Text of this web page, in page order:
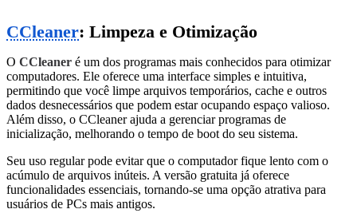
CCleaner: Limpeza e Otimização
O CCleaner é um dos programas mais conhecidos para otimizar
computadores. Ele oferece uma interface simples e intuitiva,
permitindo que você limpe arquivos temporários, cache e outros
dados desnecessários que podem estar ocupando espaço valioso.
Além disso, o CCleaner ajuda a gerenciar programas de
inicialização, melhorando o tempo de boot do seu sistema.
Seu uso regular pode evitar que o computador fique lento com o
acúmulo de arquivos inúteis. A versão gratuita já oferece
funcionalidades essenciais, tornando-se uma opção atrativa para
usuários de PCs mais antigos.